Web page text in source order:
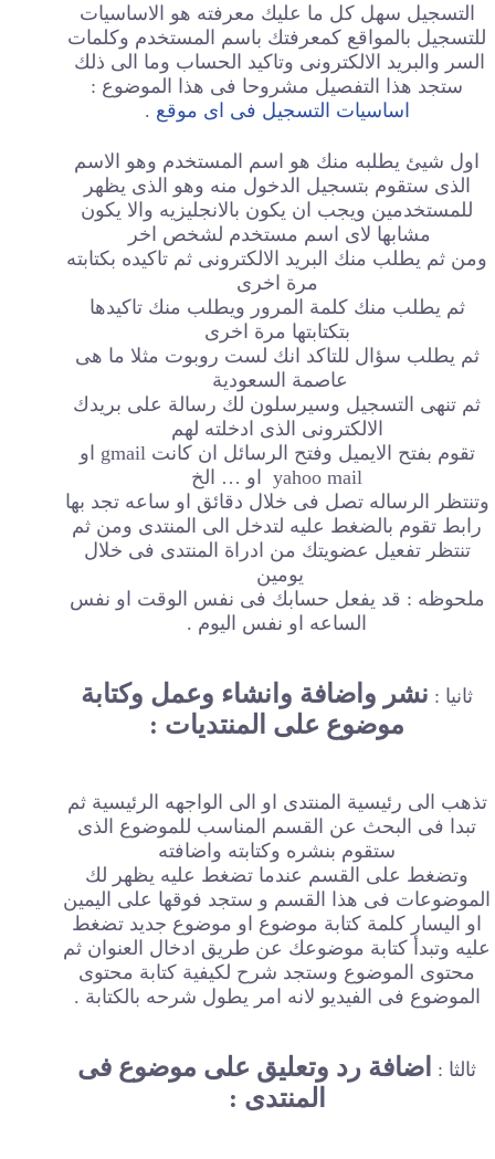
التسجيل سهل كل ما عليك معرفته هو الاساسيات
للتسجيل بالمواقع كمعرفتك باسم المستخدم وكلمات
السر والبريد الالكترونى وتاكيد الحساب وما الى ذلك
ستجد هذا التفصيل مشروحا فى هذا الموضوع :
اساسيات التسجيل فى اى موقع .
اول شيئ يطلبه منك هو اسم المستخدم وهو الاسم
الذى ستقوم بتسجيل الدخول منه وهو الذى يظهر
للمستخدمين ويجب ان يكون بالانجليزيه والا يكون
مشابها لاى اسم مستخدم لشخص اخر
ومن ثم يطلب منك البريد الالكترونى ثم تاكيده بكتابته
مرة اخرى
ثم يطلب منك كلمة المرور ويطلب منك تاكيدها
بتكتابتها مرة اخرى
ثم يطلب سؤال للتاكد انك لست روبوت مثلا ما هى
عاصمة السعودية
ثم تنهى التسجيل وسيرسلون لك رسالة على بريدك
الالكترونى الذى ادخلته لهم
تقوم بفتح الايميل وفتح الرسائل ان كانت gmail او
yahoo mail او … الخ
وتنتظر الرساله تصل فى خلال دقائق او ساعه تجد بها
رابط تقوم بالضغط عليه لتدخل الى المنتدى ومن ثم
تنتظر تفعيل عضويتك من ادراة المنتدى فى خلال
يومين
ملحوظه : قد يفعل حسابك فى نفس الوقت او نفس
الساعه او نفس اليوم .
ثانيا : نشر واضافة وانشاء وعمل وكتابة
موضوع على المنتديات :
تذهب الى رئيسية المنتدى او الى الواجهه الرئيسية ثم
تبدا فى البحث عن القسم المناسب للموضوع الذى
ستقوم بنشره وكتابته واضافته
وتضغط على القسم عندما تضغط عليه يظهر لك
الموضوعات فى هذا القسم و ستجد فوقها على اليمين
او اليسار كلمة كتابة موضوع او موضوع جديد تضغط
عليه وتبدأ كتابة موضوعك عن طريق ادخال العنوان ثم
محتوى الموضوع وستجد شرح لكيفية كتابة محتوى
الموضوع فى الفيديو لانه امر يطول شرحه بالكتابة .
ثالثا :
اضافة رد وتعليق على موضوع فى
المنتدى :